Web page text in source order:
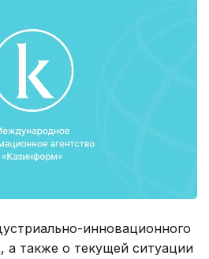
инновационного
а также о текущей ситуации